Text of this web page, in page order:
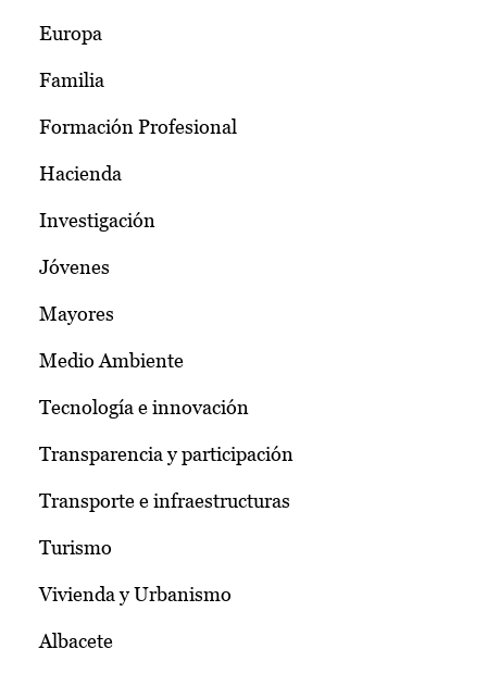
Europa
Familia
Formación Profesional
Hacienda
Investigación
Jóvenes
Mayores
Medio Ambiente
Tecnología e innovación
Transparencia y participación
Transporte e infraestructuras
Turismo
Vivienda y Urbanismo
Albacete